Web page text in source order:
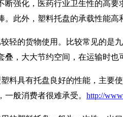
断强化，医药行业卫生性的高
。此外，塑料托盘的承载性能
的货物使用。比较常见的是九
叠，大大节约空间，在运输时也
具有托盘良好的性能，主要使
般消费者很难承受。 http://